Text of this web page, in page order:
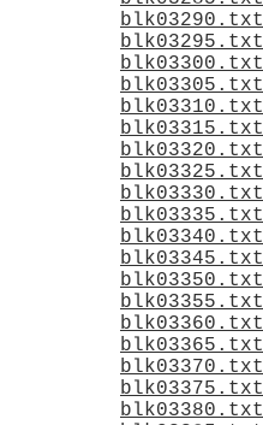
blk03290.txt
blk03295.txt
blk03300.txt
blk03305.txt
blk03310.txt
blk03315.txt
blk03320.txt
blk03325.txt
blk03330.txt
blk03335.txt
blk03340.txt
blk03345.txt
blk03350.txt
blk03355.txt
blk03360.txt
blk03365.txt
blk03370.txt
blk03375.txt
blk03380.txt